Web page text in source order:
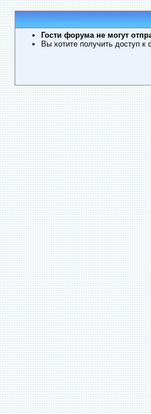
Гости форума не могут
Вы хотите получить доступ к